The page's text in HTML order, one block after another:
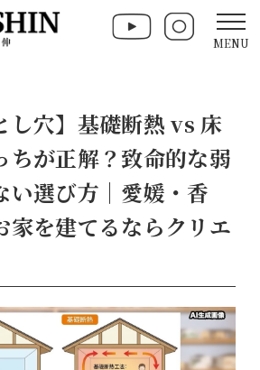
MENU
し穴】基礎断熱 vs 床
ちが正解？致命的な弱
い選び方｜愛媛・香
家を建てるならクリエ